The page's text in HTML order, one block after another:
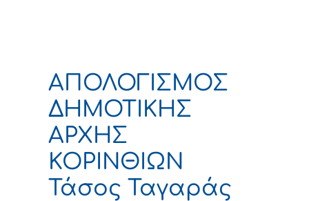
ΑΠΟΛΟΓΙΣΜΟΣ
ΔΗΜΟΤΙΚΗΣ
ΑΡΧΗΣ
ΚΟΡΙΝΘΙΩΝ
Τάσος Ταγαράς